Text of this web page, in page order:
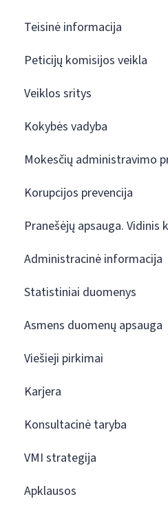
Teisinė informacija
Peticijų komisijos veikla
Veiklos sritys
Kokybės vadyba
Mokesčių administravimo
Korupcijos prevencija
Pranešėjų apsauga. Vidinis
Administracinė informacija
Statistiniai duomenys
Asmens duomenų apsauga
Viešieji pirkimai
Karjera
Konsultacinė taryba
VMI strategija
Apklausos